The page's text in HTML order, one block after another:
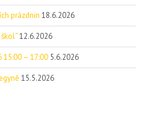
prázdnin 18.6.2026
12.6.2026
15:00 – 17:00 5.6.2026
15.5.2026